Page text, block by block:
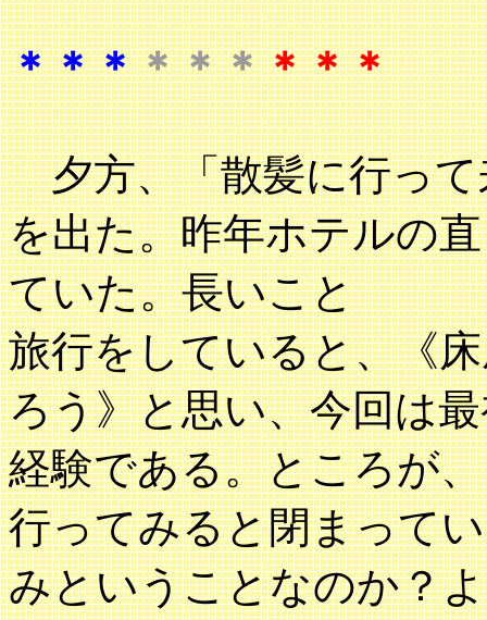
＊＊＊＊＊＊＊＊＊
夕方、「散髪に行って
を出た。昨年ホテルの
ていた。長いこと
旅行をしていると、《
ろう》と思い、今回は
経験である。ところが、
行ってみると閉まって
みということなのか？